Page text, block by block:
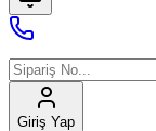
Giriş Yap